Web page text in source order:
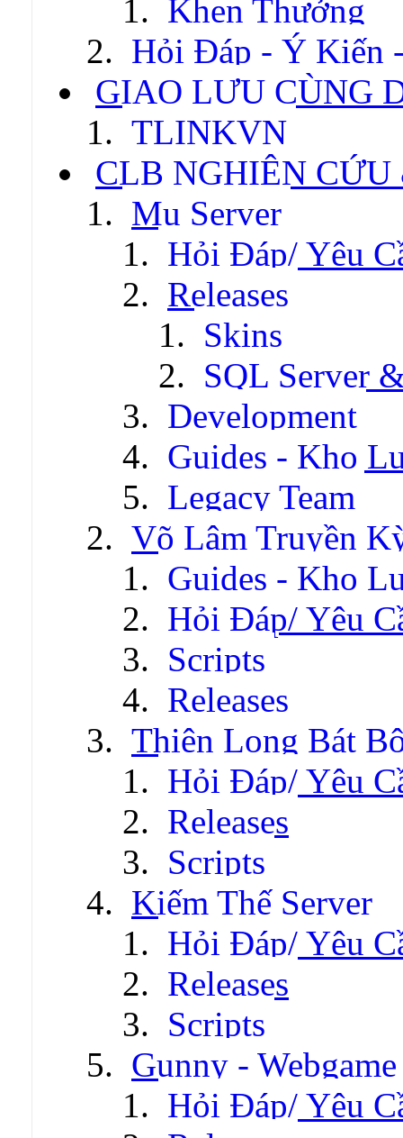
Khen Thưởng
Hỏi Đáp - Ý Kiến
GIAO LƯU CÙNG
TLINKVN
CLB NGHIÊN
Mu Server
Hỏi Đáp/ Yêu
Releases
Skins
SQL Server
Development
Guides - Kho
Legacy Team
Võ Lâm Truyền
Guides - Kho
Hỏi Đáp/ Yêu
Scripts
Releases
Thiên Long Bát
Hỏi Đáp/ Yêu
Releases
Scripts
Kiếm Thế Server
Hỏi Đáp/ Yêu
Releases
Scripts
Gunny -
Hỏi Đáp/ Yêu